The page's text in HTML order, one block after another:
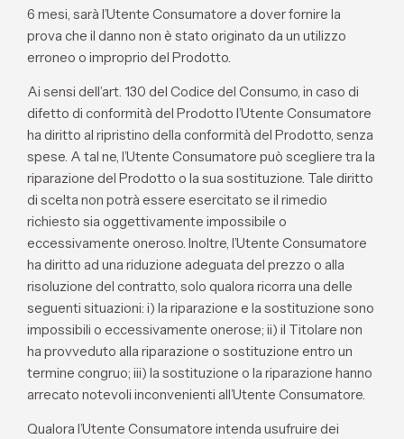
6 mesi, sarà l’Utente Consumatore a dover fornire la
prova che il danno non è stato originato da un utilizzo
erroneo o improprio del Prodotto.
Ai sensi dell’art. 130 del Codice del Consumo, in caso di
difetto di conformità del Prodotto l’Utente Consumatore
ha diritto al ripristino della conformità del Prodotto, senza
spese. A tal ne, l’Utente Consumatore può scegliere tra la
riparazione del Prodotto o la sua sostituzione. Tale diritto
di scelta non potrà essere esercitato se il rimedio
richiesto sia oggettivamente impossibile o
eccessivamente oneroso. Inoltre, l’Utente Consumatore
ha diritto ad una riduzione adeguata del prezzo o alla
risoluzione del contratto, solo qualora ricorra una delle
seguenti situazioni: i) la riparazione e la sostituzione sono
impossibili o eccessivamente onerose; ii) il Titolare non
ha provveduto alla riparazione o sostituzione entro un
termine congruo; iii) la sostituzione o la riparazione hanno
arrecato notevoli inconvenienti all’Utente Consumatore.
Qualora l’Utente Consumatore intenda usufruire dei